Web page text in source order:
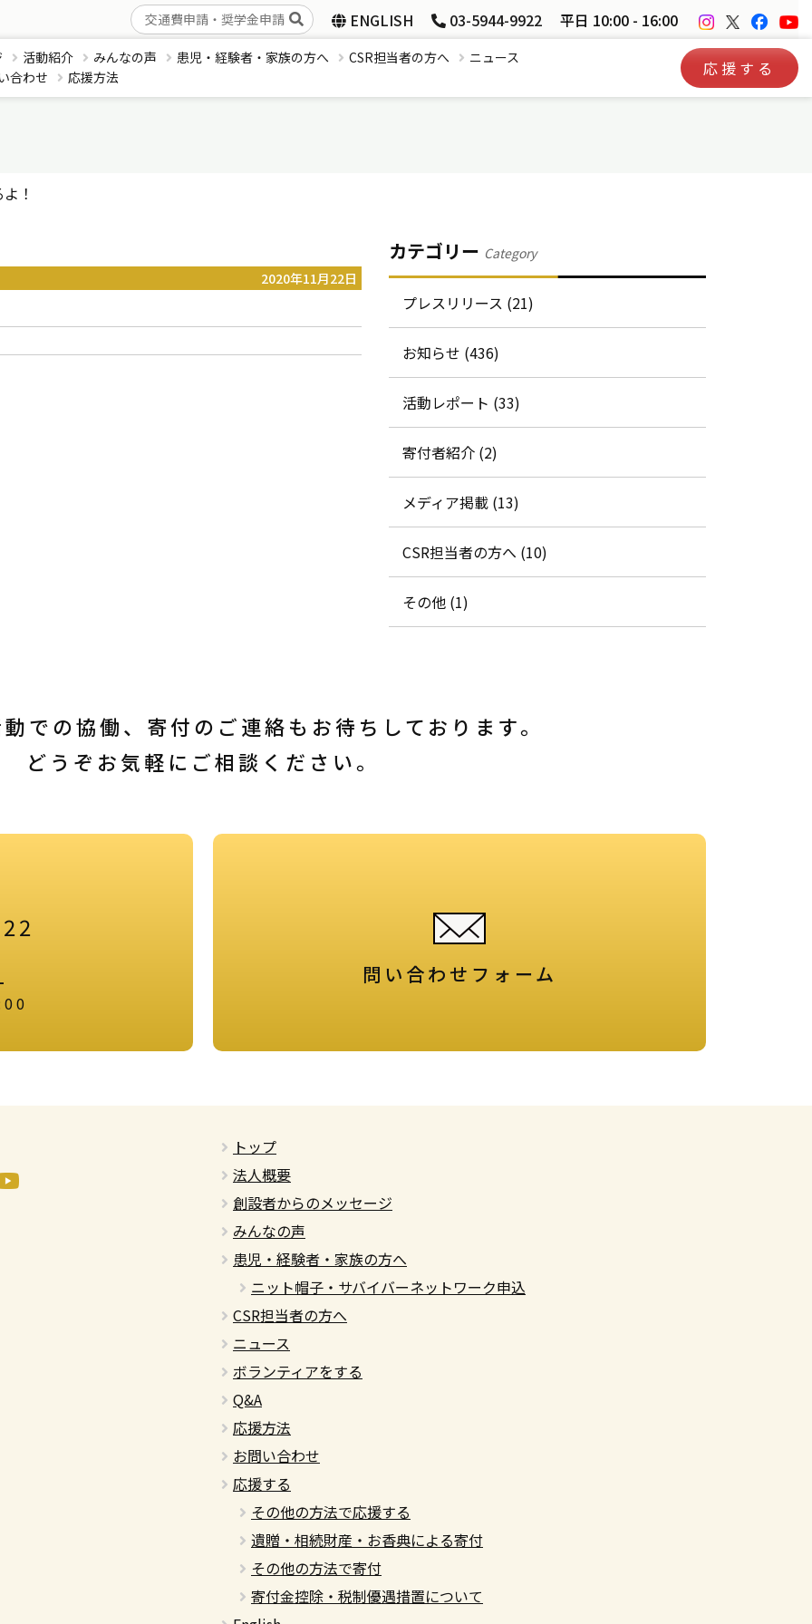
ENGLISH 03-5944-9922 平日 10:00 - 16:00
活動紹介 みんなの声 患児・経験者・家族の方へ CSR担当者の方へ
ニュース
合わせ 応援方法 応援する
！
2020年11月22日
カテゴリー Category
プレスリリース (21)
お知らせ (436)
活動レポート (33)
寄付者紹介 (2)
メディア掲載 (13)
CSR担当者の方へ (10)
その他 (1)
での協働、寄付のご連絡もお待ちしております。
どうぞお気軽にご相談ください。
問い合わせフォーム
トップ
法人概要
創設者からのメッセージ
みんなの声
患児・経験者・家族の方へ
ニット帽子・サバイバーネットワーク申込
CSR担当者の方へ
ニュース
ボランティアをする
Q&A
応援方法
お問い合わせ
応援する
その他の方法で応援する
遺贈・相続財産・お香典による寄付
その他の方法で寄付
寄付金控除・税制優遇措置について